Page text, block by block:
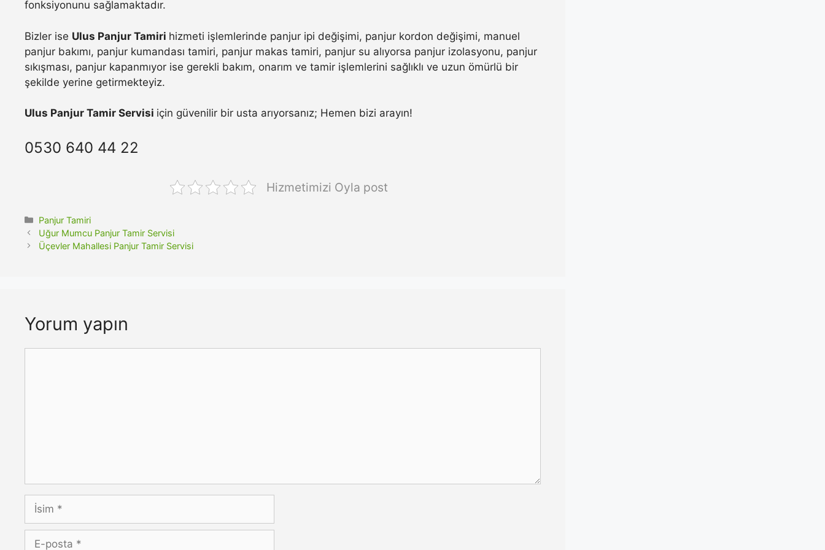
fonksiyonunu sağlamaktadır.
Bizler ise Ulus Panjur Tamiri hizmeti işlemlerinde panjur ipi değişimi, panjur kordon değişimi, manuel
panjur bakımı, panjur kumandası tamiri, panjur makas tamiri, panjur su alıyorsa panjur izolasyonu, panjur
sıkışması, panjur kapanmıyor ise gerekli bakım, onarım ve tamir işlemlerini sağlıklı ve uzun ömürlü bir
şekilde yerine getirmekteyiz.
Ulus Panjur Tamir Servisi için güvenilir bir usta arıyorsanız; Hemen bizi arayın!
0530 640 44 22
Hizmetimizi Oyla post
Kategoriler
Panjur Tamiri
Uğur Mumcu Panjur Tamir Servisi
Üçevler Mahallesi Panjur Tamir Servisi
Yorum yapın
İsim